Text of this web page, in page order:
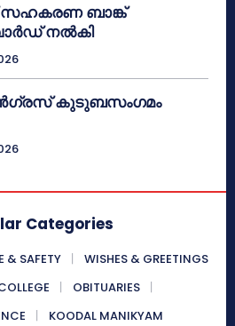
സഹകരണ ബാങ്ക്
നൽകി
കുടുബസംഗമം
Categories
& SAFETY
WISHES & GREETINGS
OBITUARIES
KOODAL MANIKYAM